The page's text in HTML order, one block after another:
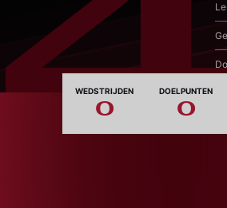
WEDSTRIJDEN
0
DOELPUNTEN
0